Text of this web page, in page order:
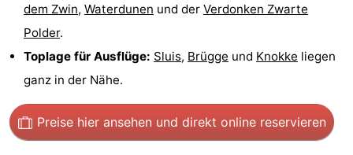
Forum
Route
Parken
Reisebuchshop
dem Zwin, Waterdunen und der Verdonken Zwarte
Polder.
Toplage für Ausflüge: Sluis, Brügge und Knokke liegen
ganz in der Nähe.
Preise hier ansehen und direkt online reservieren